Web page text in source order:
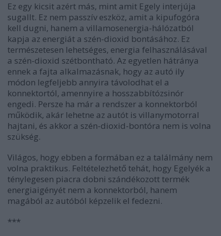
Ez egy kicsit azért más, mint amit Egely interjúja
sugallt. Ez nem passzív eszköz, amit a kipufogóra
kell dugni, hanem a villamosenergia-hálózatból
kapja az energiát a szén-dioxid bontásához. Ez
természetesen lehetséges, energia felhasználásával
a szén-dioxid szétbontható. Az egyetlen hátránya
ennek a fajta alkalmazásnak, hogy az autó ily
módon legfeljebb annyira távolodhat el a
konnektortól, amennyire a hosszabbítózsinór
engedi. Persze ha már a rendszer a konnektorból
működik, akár lehetne az autót is villanymotorral
hajtani, és akkor a szén-dioxid-bontóra nem is volna
szükség.
Világos, hogy ebben a formában ez a találmány nem
volna praktikus. Feltételezhető tehát, hogy Egelyék a
ténylegesen piacra dobni szándékozott termék
energiaigényét nem a konnektorból, hanem
magából az autóból képzelik el fedezni.
***